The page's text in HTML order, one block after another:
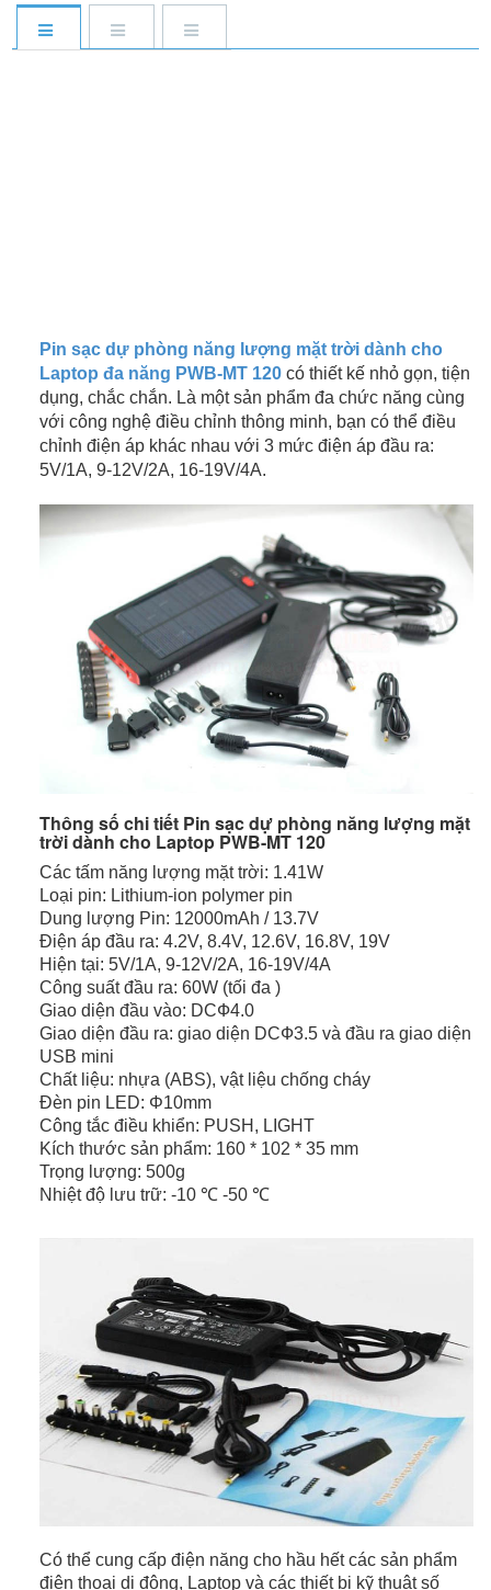
Pin sạc dự phòng năng lượng mặt trời dành cho
Laptop đa năng PWB-MT 120 có thiết kế nhỏ gọn, tiện
dụng, chắc chắn. Là một sản phẩm đa chức năng cùng
với công nghệ điều chỉnh thông minh, bạn có thể điều
chỉnh điện áp khác nhau với 3 mức điện áp đầu ra:
5V/1A, 9-12V/2A, 16-19V/4A.
Thông số chi tiết Pin sạc dự phòng năng lượng mặt
trời dành cho Laptop PWB-MT 120
Các tấm năng lượng mặt trời: 1.41W
Loại pin: Lithium-ion polymer pin
Dung lượng Pin: 12000mAh / 13.7V
Điện áp đầu ra: 4.2V, 8.4V, 12.6V, 16.8V, 19V
Hiện tại: 5V/1A, 9-12V/2A, 16-19V/4A
Công suất đầu ra: 60W (tối đa )
Giao diện đầu vào: DCФ4.0
Giao diện đầu ra: giao diện DCФ3.5 và đầu ra giao diện
USB mini
Chất liệu: nhựa (ABS), vật liệu chống cháy
Đèn pin LED: Φ10mm
Công tắc điều khiển: PUSH, LIGHT
Kích thước sản phẩm: 160 * 102 * 35 mm
Trọng lượng: 500g
Nhiệt độ lưu trữ: -10 ℃ -50 ℃
Có thể cung cấp điện năng cho hầu hết các sản phẩm
điện thoại di động, Laptop và các thiết bị kỹ thuật số